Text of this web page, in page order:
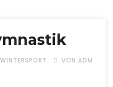
WINTERSPORT
VON ADM